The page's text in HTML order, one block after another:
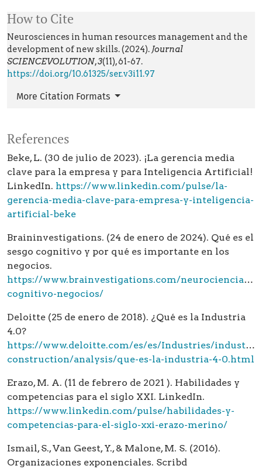
How to Cite
Neurosciences in human resources management and the
development of new skills. (2024). Journal
SCIENCEVOLUTION,3(11), 61-67.
https://doi.org/10.61325/ser.v3i11.97
More Citation Formats
References
Beke, L. (30 de julio de 2023). ¡La gerencia media
clave para la empresa y para Inteligencia Artificial!
LinkedIn. https://www.linkedin.com/pulse/la-
gerencia-media-clave-para-empresa-y-inteligencia-
artificial-beke
Braininvestigations. (24 de enero de 2024). Qué es el
sesgo cognitivo y por qué es importante en los
negocios.
https://www.brainvestigations.com/neurociencia/
cognitivo-negocios/
Deloitte (25 de enero de 2018). ¿Qué es la Industria
4.0?
https://www.deloitte.com/es/es/Industries/
construction/analysis/que-es-la-industria-4-0.html
Erazo, M. A. (11 de febrero de 2021 ). Habilidades y
competencias para el siglo XXI. LinkedIn.
https://www.linkedin.com/pulse/habilidades-y-
competencias-para-el-siglo-xxi-erazo-merino/
Ismail, S., Van Geest, Y., & Malone, M. S. (2016).
Organizaciones exponenciales. Scribd